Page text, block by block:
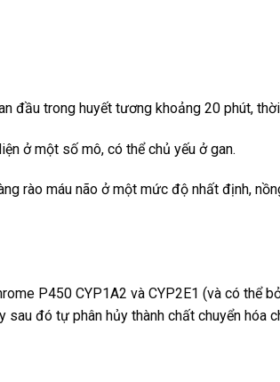
đầu trong huyết tương khoảng 20 phút,
ở một số mô, có thể chủ yếu ở gan.
rào máu não ở một mức độ nhất định,
P450 CYP1A2 và CYP2E1 (và có thể
đó tự phân hủy thành chất chuyển hóa